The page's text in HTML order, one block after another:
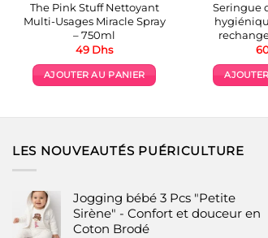
The Pink Stuff Nettoyant
Multi-Usages Miracle Spray
– 750ml
49 Dhs
AJOUTER AU PANIER
Seringue
LES NOUVEAUTÉS PUÉRICULTURE
Jogging bébé 3 Pcs "Petite
Sirène" - Confort et douceur en
Coton Brodé